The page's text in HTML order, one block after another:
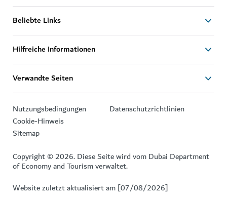
Beliebte Links
Hilfreiche Informationen
Verwandte Seiten
Nutzungsbedingungen
Datenschutzrichtlinien
Cookie-Hinweis
Sitemap
Copyright © 2026. Diese Seite wird vom Dubai Department
of Economy and Tourism verwaltet.
Website zuletzt aktualisiert am [07/08/2026]